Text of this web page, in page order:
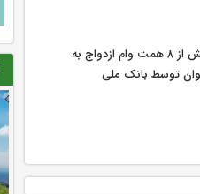
پرداخت بیش از ۸ همت وام ازدواج به
توسط بانک ملی